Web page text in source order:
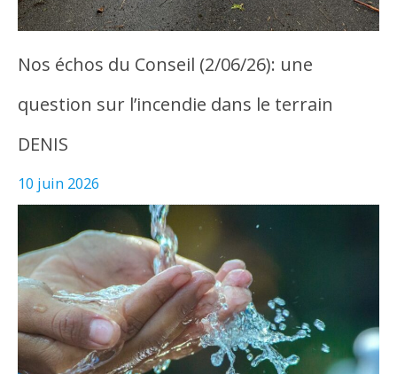
Nos échos du Conseil (2/06/26): une
question sur l’incendie dans le terrain
DENIS
10 juin 2026